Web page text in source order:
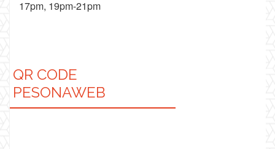
17pm, 19pm-21pm
QR CODE
PESONAWEB